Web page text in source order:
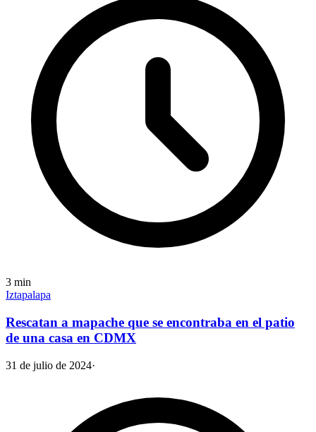
3 min
Iztapalapa
Rescatan a mapache que se encontraba en el patio
de una casa en CDMX
31 de julio de 2024·